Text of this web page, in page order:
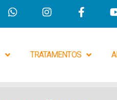
TRATAMENTOS